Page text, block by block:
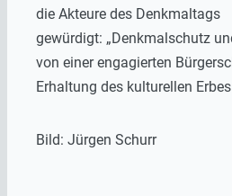
die Akteure des Denkmaltags
gewürdigt: „Denkmalschutz
von einer engagierten
Erhaltung des kulturellen
Bild: Jürgen Schurr